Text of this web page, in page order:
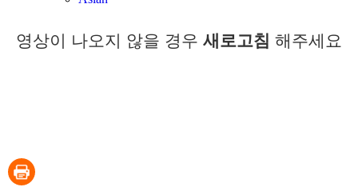
영상이 나오지 않을 경우 새로고침 해주세요